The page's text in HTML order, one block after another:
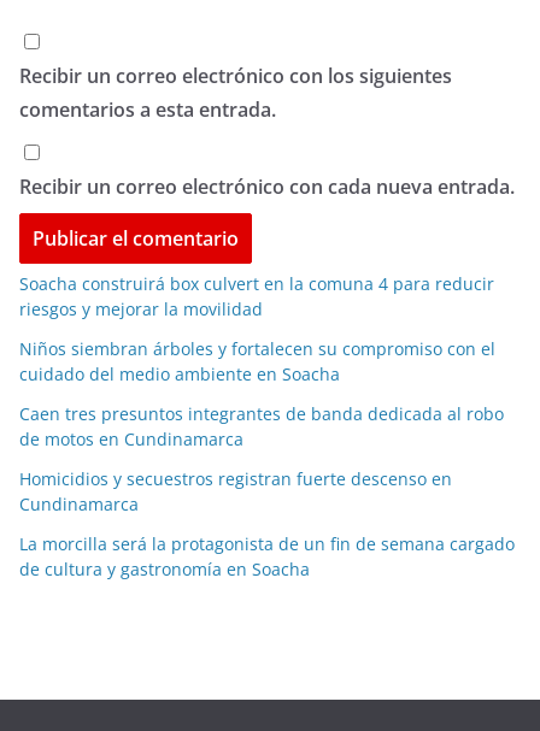
Recibir un correo electrónico con los siguientes
comentarios a esta entrada.
Recibir un correo electrónico con cada nueva entrada.
Soacha construirá box culvert en la comuna 4 para reducir
riesgos y mejorar la movilidad
Niños siembran árboles y fortalecen su compromiso con el
cuidado del medio ambiente en Soacha
Caen tres presuntos integrantes de banda dedicada al robo
de motos en Cundinamarca
Homicidios y secuestros registran fuerte descenso en
Cundinamarca
La morcilla será la protagonista de un fin de semana cargado
de cultura y gastronomía en Soacha